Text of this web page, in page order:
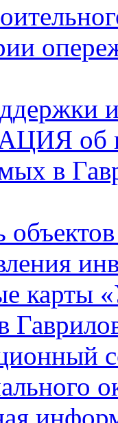
об
в
карты